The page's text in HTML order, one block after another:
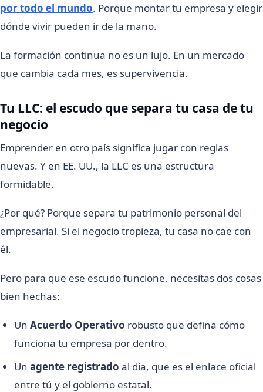
por todo el mundo. Porque montar tu empresa y elegir
dónde vivir pueden ir de la mano.
La formación continua no es un lujo. En un mercado
que cambia cada mes, es supervivencia.
Tu LLC: el escudo que separa tu casa de tu
negocio
Emprender en otro país significa jugar con reglas
nuevas. Y en EE. UU., la LLC es una estructura
formidable.
¿Por qué? Porque separa tu patrimonio personal del
empresarial. Si el negocio tropieza, tu casa no cae con
él.
Pero para que ese escudo funcione, necesitas dos cosas
bien hechas:
Un Acuerdo Operativo robusto que defina cómo
funciona tu empresa por dentro.
Un agente registrado al día, que es el enlace oficial
entre tú y el gobierno estatal.